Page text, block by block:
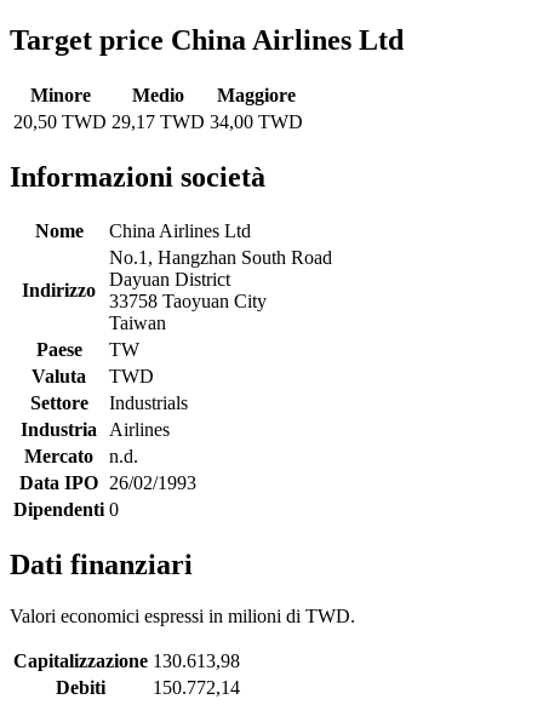
Target price China Airlines Ltd
Minore Medio
Maggiore
20,50 TWD 29,17 TWD 34,00 TWD
Informazioni società
Nome China Airlines Ltd
Indirizzo
No.1, Hangzhan South Road
Dayuan District
33758 Taoyuan City
Taiwan
Paese
TW
Valuta
TWD
Settore
Industrials
Industria Airlines
Mercato
n.d.
Data IPO 26/02/1993
Dipendenti 0
Dati finanziari
Valori economici espressi in milioni di TWD.
Capitalizzazione 130.613,98
Debiti
150.772,14